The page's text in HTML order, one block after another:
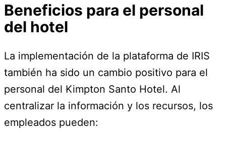
Beneficios para el personal
del hotel
La implementación de la plataforma de IRIS
también ha sido un cambio positivo para el
personal del Kimpton Santo Hotel. Al
centralizar la información y los recursos, los
empleados pueden: